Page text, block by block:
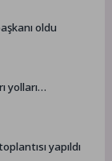
oldu
yolları
yapıldı